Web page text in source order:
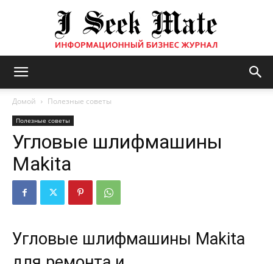
журнал
ISM
Домой Полезные советы
Полезные советы
Угловые шлифмашины
Makita
Угловые шлифмашины Makita